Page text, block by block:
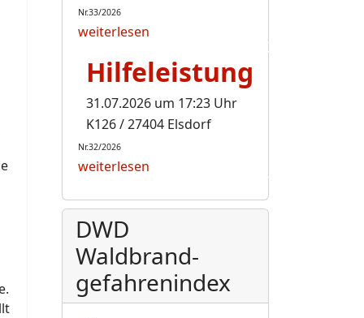
Nr.33/2026
weiterlesen
Hilfeleistung
31.07.2026 um 17:23 Uhr
K126 / 27404 Elsdorf
Nr.32/2026
weiterlesen
DWD
Waldbrand-
gefahrenindex